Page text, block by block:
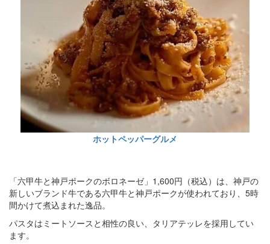
ホットペッパーグルメ
「六甲牛と神戸ポークのボロネーゼ」1,600円（税込）は、神戸の
新しいブランド牛である六甲牛と神戸ポークが使われており、5時
間かけて煮込まれた逸品。
パスタはミートソースと相性の良い、タリアテッレを採用してい
ます。